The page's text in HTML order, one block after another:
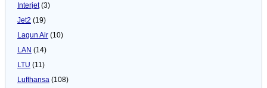
Interjet(3)
Jet2 (19)
Lagun Air (10)
LAN (14)
LTU (11)
Lufthansa (108)